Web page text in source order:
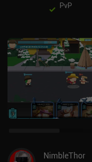
PvP
NimbleThor